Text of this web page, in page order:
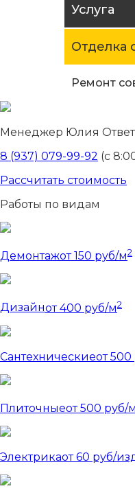
Услуга
Отделка
Ремонт
Менеджер Юлия
8 (937) 079-99-92 (с
Рассчитать стоимость
Работы по видам
Демонтажот 150 руб/м2
Дизайнот 400 руб/м2
Сантехническиеот 500
Плиточныеот 500 руб/м
Электрикаот 60 руб/